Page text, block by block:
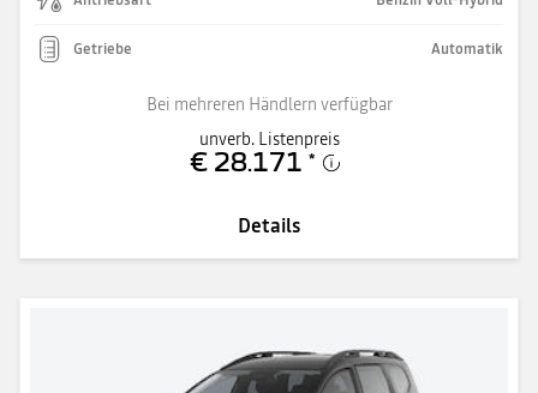
Getriebe Automatik
Bei mehreren Händlern verfügbar
unverb. Listenpreis
€ 28.171 *
Details